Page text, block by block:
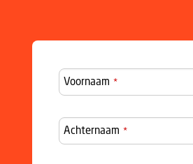
Voornaam *
Achternaam *